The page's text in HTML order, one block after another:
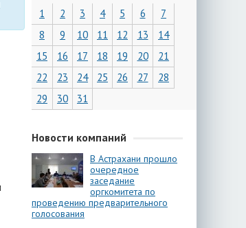
1 2 3 4 5 6
7
8
9 10 11 12 13
14
15
16 17 18 19 20
21
22
23 24 25 26 27
28
29
30 31
Новости компаний
В Астрахани прошло
очередное
заседание
оргкомитета по
проведению предварительного
голосования